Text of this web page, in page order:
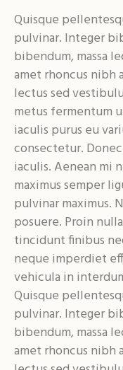
Quisque
pulvinar. Integer
bibendum, massa
amet rhoncus nibh
lectus sed
metus fermentum
iaculis purus eu
consectetur.
iaculis. Aenean mi
maximus semper
pulvinar maximus.
posuere. Proin
tincidunt finibus
neque imperdiet
vehicula in
Quisque
pulvinar. Integer
bibendum, massa
amet rhoncus nibh